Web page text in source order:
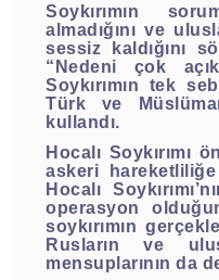
Soykırımın
almadığını ve
sessiz kaldığını
“Nedeni çok
Soykırımın tek
Türk ve
kullandı.
Hocalı Soykırımı
askeri
Hocalı
operasyon
soykırımın
Rusların ve
mensuplarının da